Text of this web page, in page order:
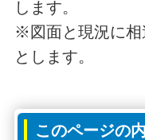
します。
※図面と現況に相
とします。
このページの